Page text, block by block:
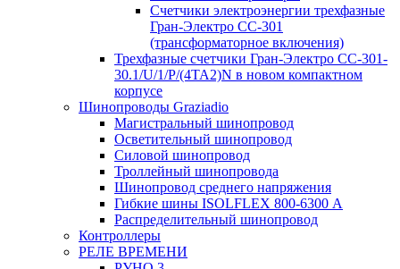
Счетчики электроэнергии трехфазные
Гран-Электро CC-301
(трансформаторное включения)
Трехфазные счетчики Гран-Электро СС-301-
30.1/U/1/P/(4TA2)N в новом компактном
корпусе
Шинопроводы Graziadio
Магистральный шинопровод
Осветительный шинопровод
Силовой шинопровод
Троллейный шинопровода
Шинопровод среднего напряжения
Гибкие шины ISOLFLEX 800-6300 А
Распределительный шинопровод
Контроллеры
РЕЛЕ ВРЕМЕНИ